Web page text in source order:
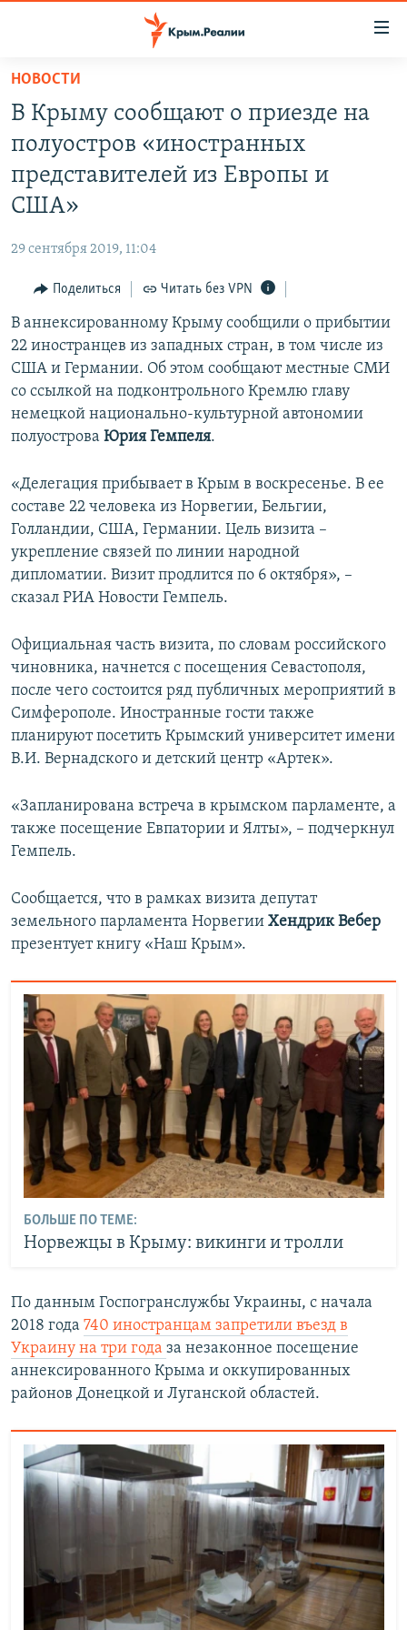
Вернуться
основному
содержанию
Вернутся
главной
Вернутся
поиску
СПЕЦПРОЕКТЫ
КАРТА ВОЕННЫХ ОБЪЕКТОВ КРЫМА
ВОДА
ИСТОРИЯ
ИНТЕРАКТИВ
ИНФОГРАФИКА
ТЕЛЕПРОЕКТ КРЫМ.РЕАЛИИ
СОВЕТЫ ПРАВОЗАЩИТНИКОВ
ПРОПАВШИЕ БЕЗ ВЕСТИ
ПОБЕДИТЕЛЕЙ НЕ СУДЯТ?
ELIFBE
УКРАИНСКАЯ ПРОБЛЕМА КРЫМА
РАДІО СВОБОДА
КАК ОБОЙТИ БЛОКИРОВКУ
Українською
Qırımtatar
ПРИСОЕДИНЯЙТЕСЬ!
Все сайты RFE/RL
НОВОСТИ
В Крыму сообщают о приезде на
полуостров «иностранных
представителей из Европы и
США»
29 сентября 2019, 11:04
Поделиться Читать без VPN
В аннексированному Крыму сообщили о прибытии
22 иностранцев из западных стран, в том числе из
США и Германии. Об этом сообщают местные СМИ
со ссылкой на подконтрольного Кремлю главу
немецкой национально-культурной автономии
полуострова Юрия Гемпеля.
«Делегация прибывает в Крым в воскресенье. В ее
составе 22 человека из Норвегии, Бельгии,
Голландии, США, Германии. Цель визита –
укрепление связей по линии народной
дипломатии. Визит продлится по 6 октября», –
сказал РИА Новости Гемпель.
Официальная часть визита, по словам российского
чиновника, начнется с посещения Севастополя,
после чего состоится ряд публичных мероприятий в
Симферополе. Иностранные гости также
планируют посетить Крымский университет имени
В.И. Вернадского и детский центр «Артек».
«Запланирована встреча в крымском парламенте, а
также посещение Евпатории и Ялты», – подчеркнул
Гемпель.
Сообщается, что в рамках визита депутат
земельного парламента Норвегии Хендрик Вебер
презентует книгу «Наш Крым».
БОЛЬШЕ ПО ТЕМЕ:
Норвежцы в Крыму: викинги и тролли
По данным Госпогранслужбы Украины, с начала
2018 года 740 иностранцам запретили въезд в
Украину на три года за незаконное посещение
аннексированного Крыма и оккупированных
районов Донецкой и Луганской областей.